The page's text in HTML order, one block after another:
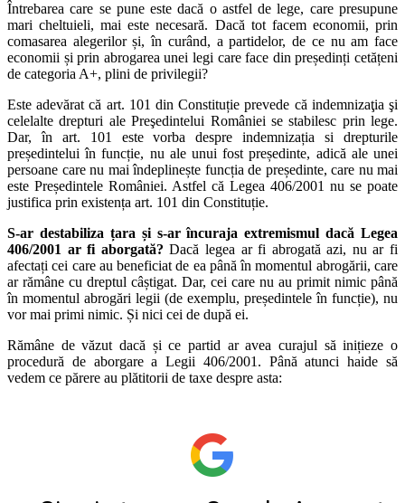
Întrebarea care se pune este dacă o astfel de lege, care presupune
mari cheltuieli, mai este necesară. Dacă tot facem economii, prin
comasarea alegerilor și, în curând, a partidelor, de ce nu am face
economii și prin abrogarea unei legi care face din președinți cetățeni
de categoria A+, plini de privilegii?
Este adevărat că art. 101 din Constituție prevede că indemnizaţia şi
celelalte drepturi ale Preşedintelui României se stabilesc prin lege.
Dar, în art. 101 este vorba despre indemnizația si drepturile
președintelui în funcție, nu ale unui fost președinte, adică ale unei
persoane care nu mai îndeplinește funcția de președinte, care nu mai
este Președintele României. Astfel că Legea 406/2001 nu se poate
justifica prin existența art. 101 din Constituție.
S-ar destabiliza țara și s-ar încuraja extremismul dacă Legea
406/2001 ar fi aborgată? Dacă legea ar fi abrogată azi, nu ar fi
afectați cei care au beneficiat de ea până în momentul abrogării, care
ar rămâne cu dreptul câștigat. Dar, cei care nu au primit nimic până
în momentul abrogări legii (de exemplu, președintele în funcție), nu
vor mai primi nimic. Și nici cei de după ei.
Rămâne de văzut dacă și ce partid ar avea curajul să inițieze o
procedură de aborgare a Legii 406/2001. Până atunci haide să
vedem ce părere au plătitorii de taxe despre asta: